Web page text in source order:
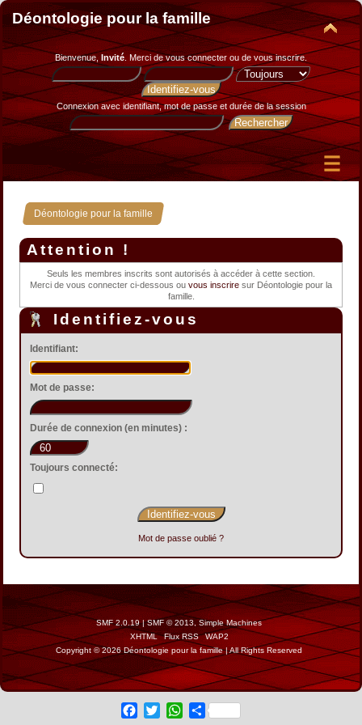
Déontologie pour la famille
Bienvenue, Invité. Merci devous connecter ou de vous inscrire.
Connexion avec identifiant, mot de passe et durée de la session
Déontologie pour la famille
Attention !
Seuls les membres inscrits sont autorisés à accéder à cette section.
Merci de vous connecter ci-dessous ou vous inscrire sur Déontologie pour la
famille.
Identifiez-vous
Identifiant:
Mot de passe:
Durée de connexion (en minutes) :
Toujours connecté:
Mot de passe oublié ?
SMF 2.0.19|SMF © 2013, Simple Machines
XHTML
Flux RSS
WAP2
Copyright © 2026 Déontologie pour la famille | All Rights Reserved
Facebook
Twitter WhatsApp
Share